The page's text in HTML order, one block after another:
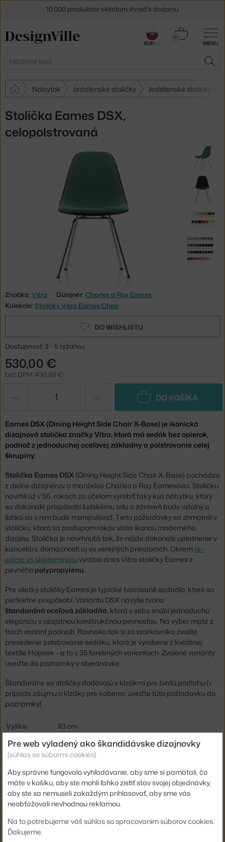
MENU
Hľadať
0
Košík
Nábytok Jedálenské stoličky Jedálenské stoličky
Stolička Eames DSX,
celopolstrovaná
Značka: Vitra Dizajnér: Charles a Ray Eames
Kolekcia: Stoličky Vitra Eames Chair
DO WISHLISTU
Dostupnosť: 3 - 5 týždňov
530,00 €
bez DPH: 430,89 €
DO KOŠÍKA
Eames DSX (Dining Height Side Chair X-Base) je ikonická
dizajnová stolička značky Vitra, ktorá má sedák bez opierok,
podnož z jednoduchej oceľovej základny a polstrovanie celej
škrupiny.
Stolička Eames DSX (Dining Height Side Chair X-Base) pochádza
z dielne dizajnérov a manželov Charles a Ray Eamesovci. Stoličku
navrhli už v 50. rokoch za účelom vyrobiť taký kus nábytku, ktorý
sa dokonale prispôsobí ľudskému telu a zároveň bude odolný a
ľahko sa s ním bude manipulovať. Tieto požiadavky sa zhmotnili v
stoličku, ktorá sa postupom rokov stala ikonou moderného
dizajnu. Stolička je navrhnutá tak, že nájde dokonalé uplatnenie v
kancelárii, domácnosti aj vo verejných priestoroch. Okrem re-
edície vo sklolaminátuvyrába dnes Vitra stoličky Eames z
pevného polypropylénu.
Pre všetky stoličky Eames je typické tvarované sedadlo, ktoré sa
perfektne prispôsobí. Variantu DSX navyše tvoria
štandardná oceľová základňa, ktorá v sebe snúbi jednoduchú
eleganciu s ozajstnou konštrukčnou pevnosťou. Na vyber mate z
troch variant podnoží. Rovnako tak si zo vzorkovníka zvolíte
prevedenie polstrovanie sedáku, ktoré je vyrobené z kvalitnej
textílie Hopsak - a to v 35 farebných variantoch. Zvolené varianty
uveďte do poznámky v objednávke.
Štandardne sa stoličky dodávajú s klzákmi pre tvrdú podlahu (v
prípade záujmu o klzáky pre koberec uveďte túto požiadavku do
poznámky).
Výška:
83 cm
Výška sedadla: 44,5 cm
Hĺbka:
55 cm
Šírka:
46,5 cm
Podrúčky:
bez podrúčok
Farba:
zelená
Materiál:
polypropylén, oceľ, textil
Stohovateľné:
30 dní na vrátenie tovaru
EUR
Pre web vyladený ako škandidávske dizajnovky
(súhlas so súbormi cookies)
Aby správne fungovalo vyhľadávanie, aby sme si pamätali, čo
máte v košíku, aby ste mohli ľahko zistiť stav svojej objednávky,
aby ste sa nemuseli zakaždým prihlasovať, aby sme vás
neobťažovali nevhodnou reklamou.
Na to potrebujeme váš súhlas so spracovaním súborov cookies.
Ďakujeme.